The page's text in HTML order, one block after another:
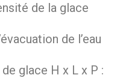
de la glace
de l’eau
glace H x L x P :